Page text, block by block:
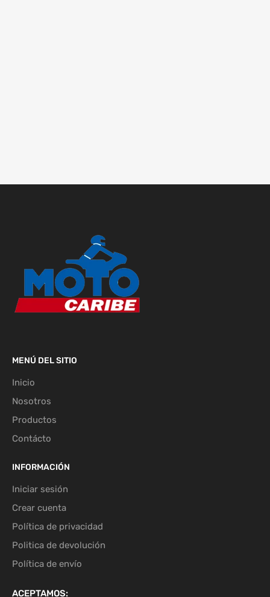
MENÚ DEL SITIO
Inicio
Nosotros
Productos
Contácto
INFORMACIÓN
Iniciar sesión
Crear cuenta
Política de privacidad
Politica de devolución
Política de envío
ACEPTAMOS: